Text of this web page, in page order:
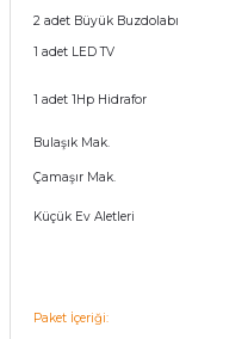
Half-Cut Multi Busbar Güneş
2 adet Büyük Buzdolabı
1 adet LED TV
1 adet 1Hp Hidrafor
Bulaşık Mak.
Çamaşır Mak.
Küçük Ev Aletleri
Paket İçeriği: